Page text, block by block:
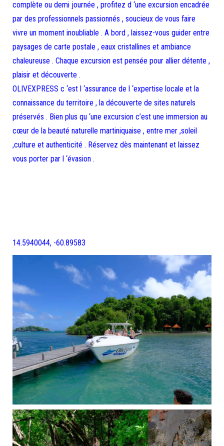
complète ou demi journée , profitez d ‘une excursion encadrée
par des professionnels passionnés , soucieux de vous faire
vivre un moment inoubliable . A bord , laissez-vous guider entre
paysages de carte postale , eaux cristallines et ambiance
chaleureuse . Chaque excursion est pensée pour allier détente ,
plaisir et découverte .
OLIVEXPRESS c ‘est l ‘assurance de l ‘expertise locale et la
connaissance du territoire , la découverte de sites naturels
préservés . Bien plus qu ‘une excursion c’est une immersion au
cœur de la beauté naturelle martiniquaise , entre mer ,soleil
,culture et authenticité . Réservez dès maintenant et laissez
vous porter par l ‘évasion .
14.5940044, -60.89583